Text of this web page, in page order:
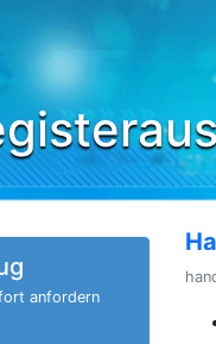
anfordern